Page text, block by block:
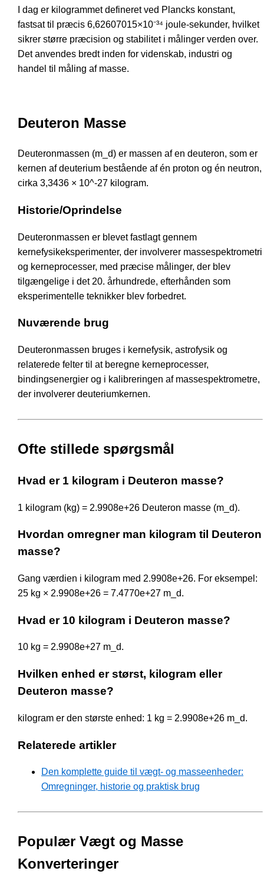
I dag er kilogrammet defineret ved Plancks konstant,
fastsat til præcis 6,62607015×10⁻³⁴ joule-sekunder, hvilket
sikrer større præcision og stabilitet i målinger verden over.
Det anvendes bredt inden for videnskab, industri og
handel til måling af masse.
Deuteron Masse
Deuteronmassen (m_d) er massen af en deuteron, som er
kernen af deuterium bestående af én proton og én neutron,
cirka 3,3436 × 10^-27 kilogram.
Historie/Oprindelse
Deuteronmassen er blevet fastlagt gennem
kernefysikeksperimenter, der involverer massespektrometri
og kerneprocesser, med præcise målinger, der blev
tilgængelige i det 20. århundrede, efterhånden som
eksperimentelle teknikker blev forbedret.
Nuværende brug
Deuteronmassen bruges i kernefysik, astrofysik og
relaterede felter til at beregne kerneprocesser,
bindingsenergier og i kalibreringen af massespektrometre,
der involverer deuteriumkernen.
Ofte stillede spørgsmål
Hvad er 1 kilogram i Deuteron masse?
1 kilogram (kg) = 2.9908e+26 Deuteron masse (m_d).
Hvordan omregner man kilogram til Deuteron
masse?
Gang værdien i kilogram med 2.9908e+26. For eksempel:
25 kg × 2.9908e+26 = 7.4770e+27 m_d.
Hvad er 10 kilogram i Deuteron masse?
10 kg = 2.9908e+27 m_d.
Hvilken enhed er størst, kilogram eller
Deuteron masse?
kilogram er den største enhed: 1 kg = 2.9908e+26 m_d.
Relaterede artikler
Den komplette guide til vægt- og masseenheder:
Omregninger, historie og praktisk brug
Populær Vægt og Masse
Konverteringer